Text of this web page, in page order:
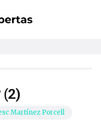
(2)
Martínez Porcell